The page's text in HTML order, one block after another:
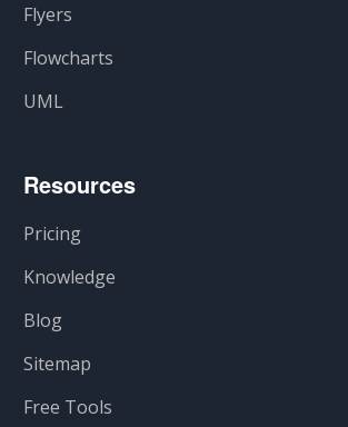
Flyers
Flowcharts
UML
Resources
Pricing
Knowledge
Blog
Sitemap
Free Tools